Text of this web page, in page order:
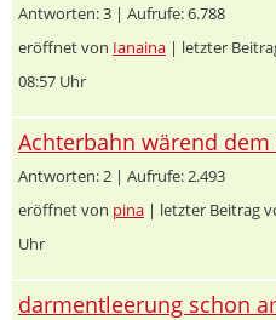
Antworten: 3 | Aufrufe: 6.788
eröffnet von Ianaina | letzter
08:57 Uhr
Achterbahn wärend dem
Antworten: 2 | Aufrufe: 2.493
eröffnet von pina | letzter Beitrag
Uhr
darmentleerung schon